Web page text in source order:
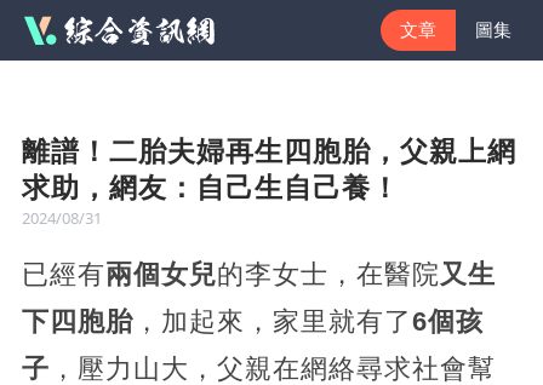
文章 圖集
離譜！二胎夫婦再生四胞胎，父親上網
求助，網友：自己生自己養！
2024/08/31
已經有兩個女兒的李女士，在醫院又生
下四胞胎，加起來，家里就有了6個孩
子 ，壓力山大，父親在網絡尋求社會幫